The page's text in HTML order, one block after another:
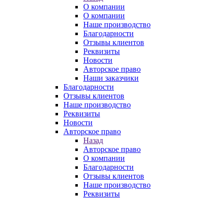
О компании
О компании
Наше производство
Благодарности
Отзывы клиентов
Реквизиты
Новости
Авторское право
Наши заказчики
Благодарности
Отзывы клиентов
Наше производство
Реквизиты
Новости
Авторское право
Назад
Авторское право
О компании
Благодарности
Отзывы клиентов
Наше производство
Реквизиты